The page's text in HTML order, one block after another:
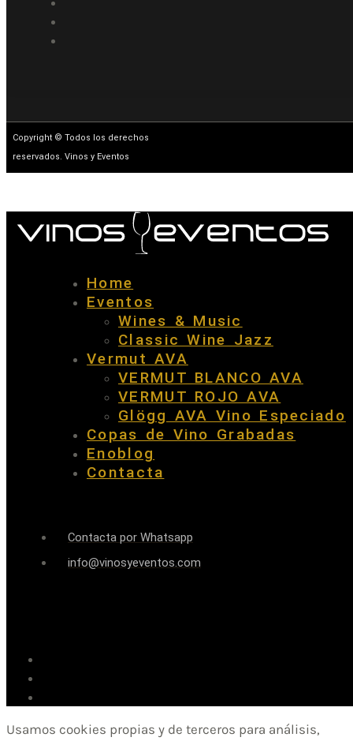
Copyright © Todos los derechos
reservados. Vinos y Eventos
Home
Eventos
Wines & Music
Classic Wine Jazz
Vermut AVA
VERMUT BLANCO AVA
VERMUT ROJO AVA
Glögg AVA Vino Especiado
Copas de Vino Grabadas
Enoblog
Contacta
Contacta por Whatsapp
info@vinosyeventos.com
Usamos cookies propias y de terceros para análisis,